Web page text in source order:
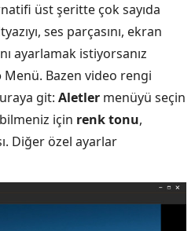
üst şeritte çok sayıda
ses parçasını, ekran
ayarlamak istiyorsanız
Menü. Bazen video rengi
git:Aletler menüyü seçin
için renk tonu,
Diğer özel ayarlar